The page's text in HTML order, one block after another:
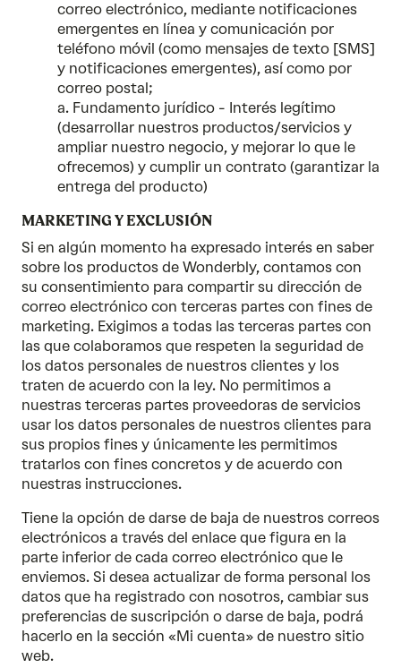
correo electrónico, mediante notificaciones
emergentes en línea y comunicación por
teléfono móvil (como mensajes de texto [SMS]
y notificaciones emergentes), así como por
correo postal;
a. Fundamento jurídico - Interés legítimo
(desarrollar nuestros productos/servicios y
ampliar nuestro negocio, y mejorar lo que le
ofrecemos) y cumplir un contrato (garantizar la
entrega del producto)
MARKETING Y EXCLUSIÓN
Si en algún momento ha expresado interés en saber
sobre los productos de Wonderbly, contamos con
su consentimiento para compartir su dirección de
correo electrónico con terceras partes con fines de
marketing. Exigimos a todas las terceras partes con
las que colaboramos que respeten la seguridad de
los datos personales de nuestros clientes y los
traten de acuerdo con la ley. No permitimos a
nuestras terceras partes proveedoras de servicios
usar los datos personales de nuestros clientes para
sus propios fines y únicamente les permitimos
tratarlos con fines concretos y de acuerdo con
nuestras instrucciones.
Tiene la opción de darse de baja de nuestros correos
electrónicos a través del enlace que figura en la
parte inferior de cada correo electrónico que le
enviemos. Si desea actualizar de forma personal los
datos que ha registrado con nosotros, cambiar sus
preferencias de suscripción o darse de baja, podrá
hacerlo en la sección «Mi cuenta» de nuestro sitio
web.